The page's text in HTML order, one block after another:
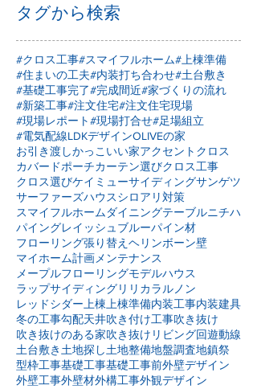
2022年7月
（15）15件の記事
タグから検索
#クロス工事#スマイフルホーム#上棟準備
#住まいの工夫#内装打ち合わせ#土台敷き
#基礎工事完了#完成間近#家づくりの流れ
#新築工事#注文住宅#注文住宅現場
#現場レポート #現場打合せ #足場組立
#電気配線LDKデザインOLIVEの家
お引き渡し かっこいい家 アクセントクロス
カバードポーチ
カーテン選び クロス工事
クロス選び ケイミュー サイディング サンゲツ
サーファーズハウス
シロアリ対策
スマイフルホーム ダイニングテーブル
パイングレイッシュブルー パイン材
フローリング張り替えヘリンボーン壁
マイホーム計画
メンテナンス
メープルフローリングモデルハウス
ラップサイディングリリカラルノン
レッドシダー上棟上棟準備内装工事内装建具
冬の工事 勾配天井 吹き付け工事吹き抜け
吹き抜けのある家吹き抜けリビング回遊動線
土台敷き土地探し 土地整備 地盤調査 地鎮祭